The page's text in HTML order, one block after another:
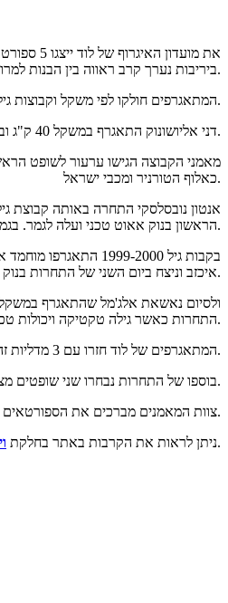
את
ביריבות נערך קרב ראווה בין הבנות למרות המשקלים השונים. רות גילתה אופי של לוחמת ועשתה קרב מצויין.
המתאגרפים חולקו לפי משקל וקבוצות גיל החל מגיל 10 ועד 33 כאשר לאחר גיל 18 אין הגבלת גיל.
דני אליושונוק התאגרף במשקל 40 ק"ג ובקבוצת גילו (ילידי 2001-2002) ערך 3 קרבות כאשר בקרב חצי גמר קרתה תקרית של שיפוט מוטעה ולמרות טיפסי השיפוט שהיו אמורים להעניק ניצחון לדני הוכרז יריבו כמנצח.
מאמני הקבוצה הגישו ערעור לשופט
כאלוף הטורניר ומכבי ישראל.
הראשון בנוק אאוט טכני ועלה לגמר. בגמר התחרות אנטון לא אכזב וניצח את יריבו בנקודות והוכרז כאלוף הטורניר ומכבי ישראל.
בקבות גיל 1999-
איכזב וניצח ביום השני של התחרות בנוק אאוט טכני והסתפק במדליית ארד ומקום השלישי והמכובד.
התחרות כאשר גילה טקטיקה ויכולות טכניות מצוינות וניצח את יריבו בנקודות וגם הוא הוכרז כאלוף הטורניר ואלוף איגרוף מכבי ישראל.
המתאגרפים של לוד חזרו עם 3 מדליות זהב ומדליית ארד.
בוספו של התחרות נבחרו שני שופטים מצטיינים של התחרות ואחד מהם הוא מאמן המועדון יקב וולוך שלקח חלק בתחרות כשופט, ובכך נרשם עוד השג קטן למועדון.
צוות המאמנים מברכים את הספורטאים על הזכיות ומאחלים להם הצלחה בהמשך דרכם.
ניתן לראות את הקרבות באתר בחלקתואת התמונות בחלקת תמונות.